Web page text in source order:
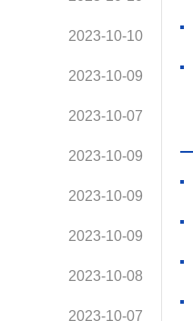
2023-10-10
2023-10-09
2023-10-07
2023-10-09
2023-10-09
2023-10-09
2023-10-08
2023-10-07